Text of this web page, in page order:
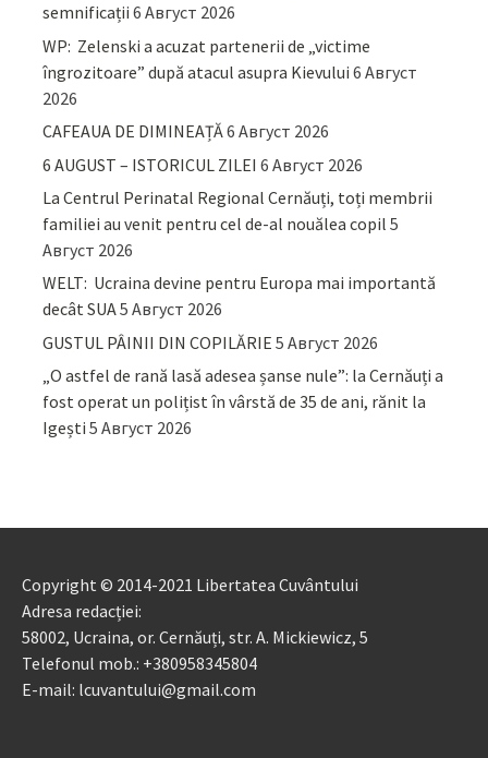
semnificații 6 Август 2026
WP: Zelenski a acuzat partenerii de „victime
îngrozitoare” după atacul asupra Kievului 6 Август
2026
CAFEAUA DE DIMINEAȚĂ6 Август 2026
6 AUGUST – ISTORICUL ZILEI 6 Август 2026
La Centrul Perinatal Regional Cernăuți, toți membrii
familiei au venit pentru cel de-al nouălea copil 5
Август 2026
WELT: Ucraina devine pentru Europa mai importantă
decât SUA5 Август 2026
GUSTUL PÂINII DIN COPILĂRIE 5 Август 2026
„O astfel de rană lasă adesea șanse nule”: la Cernăuți a
fost operat un polițist în vârstă de 35 de ani, rănit la
Igești 5 Август 2026
Copyright © 2014-2021 Libertatea Cuvântului
Adresa redacției:
58002, Ucraina, or. Cernăuți, str. A. Mickiewicz, 5
Telefonul mob.: +380958345804
E-mail: lcuvantului@gmail.com